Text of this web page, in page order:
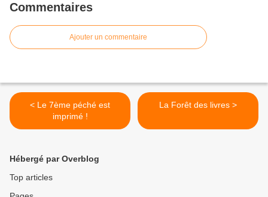
Commentaires
Ajouter un commentaire
< Le 7ème péché est
imprimé !
La Forêt des livres >
Hébergé par Overblog
Top articles